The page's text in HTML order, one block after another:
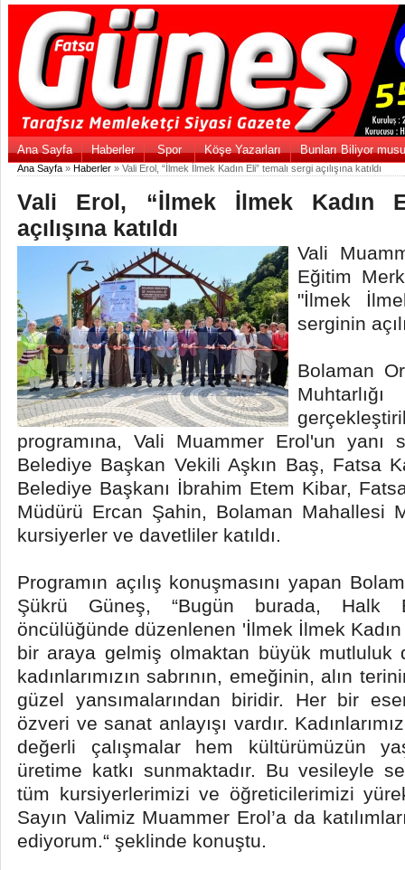
Ana Sayfa Haberler Spor Köşe Yazarları Bunları Biliyor
Ana Sayfa » Haberler » Vali Erol, “İlmek İlmek Kadın Eli” temalı sergi açılışına katıldı
Vali Erol, “İlmek İlmek Kadın
açılışına katıldı
Vali
Eğitim
"İlmek
serginin
Bolaman
programına, Vali Muammer Erol'un yanı
Belediye Başkan Vekili Aşkın Baş, Fatsa
Belediye Başkanı İbrahim Etem Kibar,
Müdürü Ercan Şahin, Bolaman Mahallesi
kursiyerler ve davetliler katıldı.
Programın açılış konuşmasını yapan
Şükrü Güneş, “Bugün burada, Halk
öncülüğünde düzenlenen 'İlmek İlmek
bir araya gelmiş olmaktan büyük mutluluk
kadınlarımızın sabrının, emeğinin, alın
güzel yansımalarından biridir. Her bir
özveri ve sanat anlayışı vardır.
değerli çalışmalar hem kültürümüzün
üretime katkı sunmaktadır. Bu vesileyle
tüm kursiyerlerimizi ve öğreticilerimizi
Sayın Valimiz Muammer Erol’a da
ediyorum.“ şeklinde konuştu.